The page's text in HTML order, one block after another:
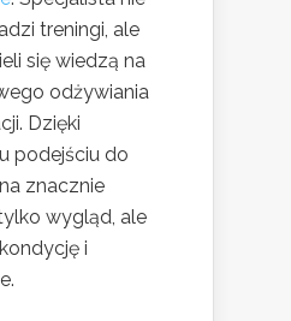
treningi, ale
się wiedzą na
odżywiania
Dzięki
podejściu do
znacznie
wygląd, ale
i